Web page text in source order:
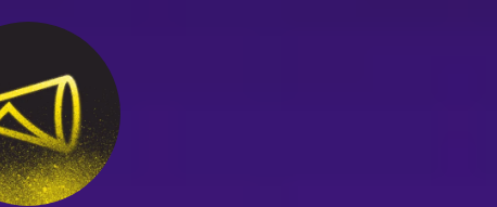
演出與入場資訊 - 演出場次：2026/9/5（六）14:00、19:00。
13:40、晚間場18:40。 - 演出全長：約80分鐘。 - 字幕語言：
場公告與工作人員指示。 票務與取票 - 票價：現場與網路票價
面顯示選項；分銷點與超商取票（7-ELEVEN ibon、全家
資。 - 超商購票僅提供電腦自動選位，每筆訂單最多可訂購8張
事項 - 退票期限：最遲須於演出日10日前（不含演出日）辦理
退票，需退票後重新購買。 - 線上退票：以信用卡、行動支付
00:00系統結算期間暫停服務。 - 已取紙本票者可至OPENTIX